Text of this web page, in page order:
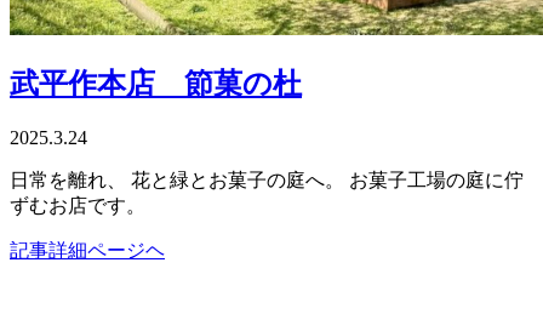
武平作本店 節菓の杜
2025.3.24
日常を離れ、 花と緑とお菓子の庭へ。 お菓子工場の庭に佇
ずむお店です。
記事詳細ページヘ